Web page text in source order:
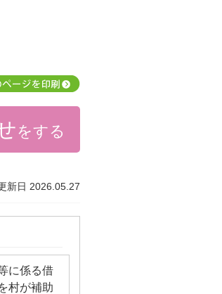
をする
新日 2026.05.27
に係る借
村が補助